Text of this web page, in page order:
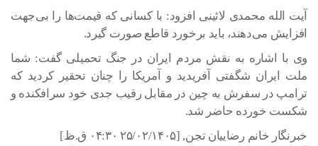
آیت الله محمدی لائینی افزود: با کسانی که قیمت‌ها را بی‌جهت
افزایش می‌دهند، باید برخورد قاطع صورت گیرد.
وی با اشاره به نقش مردم ایران در جنگ تحمیلی گفت: شما
ملت ایران شگفتی آفریدید و آمریکا را چنان تحقیر کردید که
ترامپ در سفرش به چین در مقابل رقیب جدی خود سرافکنده و
شکست خورده حاضر شد.
خبرنگار خانم رضاییان تجن, [۲۵/۰۲/۱۴۰۵ ۰۴:۳۰ ق.ظ]